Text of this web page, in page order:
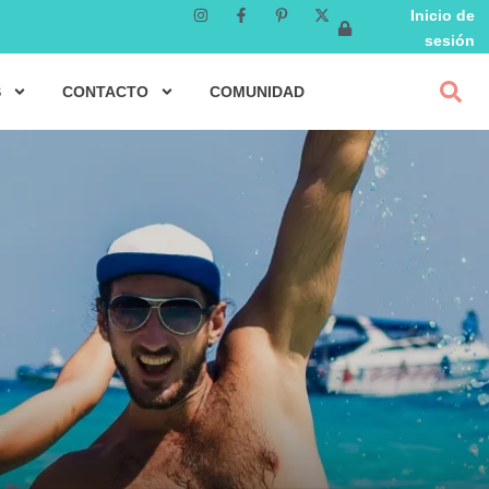
Inicio de
sesión
CONTACTO COMUNIDAD